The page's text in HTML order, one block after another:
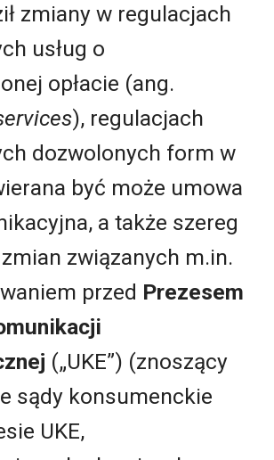
zmiany w regulacjach
usług o
opłacie (ang.
), regulacjach
dozwolonych form w
być może umowa
a także szereg
związanych m.in.
przed Prezesem
(„UKE”) (znoszący
sądy konsumenckie
UKE,